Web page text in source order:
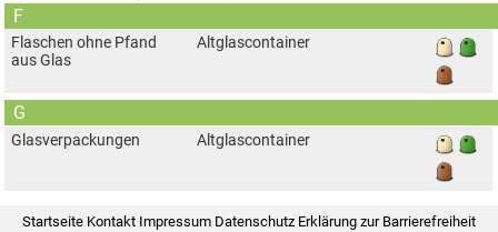
F
Flaschen ohne Pfand
aus Glas
Altglascontainer
G
Glasverpackungen Altglascontainer
Startseite Kontakt Impressum Datenschutz Erklärung zur Barrierefreiheit